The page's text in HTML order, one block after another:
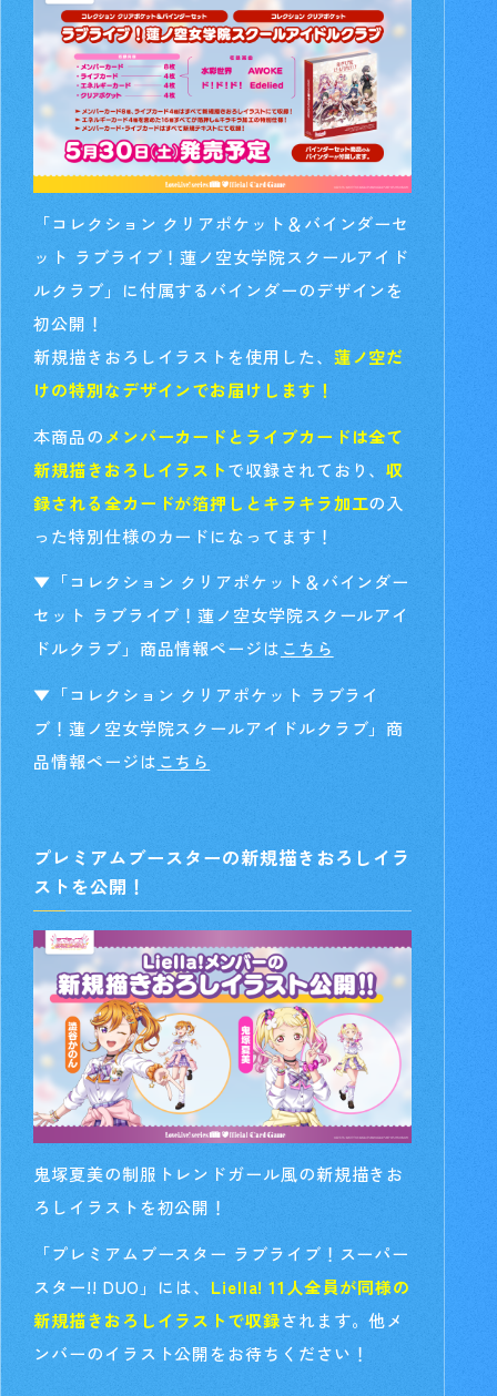
「コレクション クリアポケット＆バインダーセ
ット ラブライブ！蓮ノ空女学院スクールアイド
ルクラブ」に付属するバインダーのデザインを
初公開！
新規描きおろしイラストを使用した、 蓮ノ空だ
けの特別なデザインでお届けします！
本商品のメンバーカードとライブカードは全て
新規描きおろしイラストで収録されており、収
録される全カードが箔押しとキラキラ加工の入
った特別仕様のカードになってます！
▼ 「コレクション クリアポケット＆バインダー
セット ラブライブ！蓮ノ空女学院スクールアイ
ドルクラブ」 商品情報ページは こちら
▼「コレクション クリアポケット ラブライ
ブ！蓮ノ空女学院スクールアイドルクラブ」商
品情報ページは こちら
プレミアムブースターの新規描きおろしイラ
ストを公開！
鬼塚夏美の制服トレンドガール風の新規描きお
ろしイラストを初公開！
「プレミアムブースター ラブライブ！スーパー
スター!! DUO」には、 Liella! 11人全員が同様の
新規描きおろしイラストで収録されます。他メ
ンバーのイラスト公開をお待ちください！